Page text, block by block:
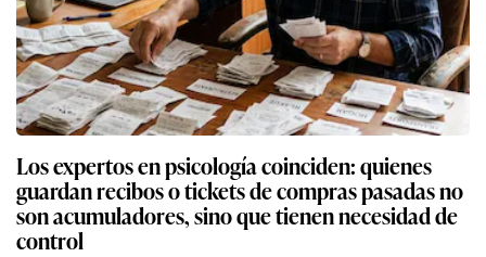
Los expertos en psicología coinciden: quienes
guardan recibos o tickets de compras pasadas no
son acumuladores, sino que tienen necesidad de
control